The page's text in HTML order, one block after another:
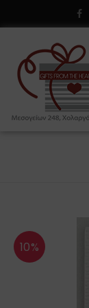
10%